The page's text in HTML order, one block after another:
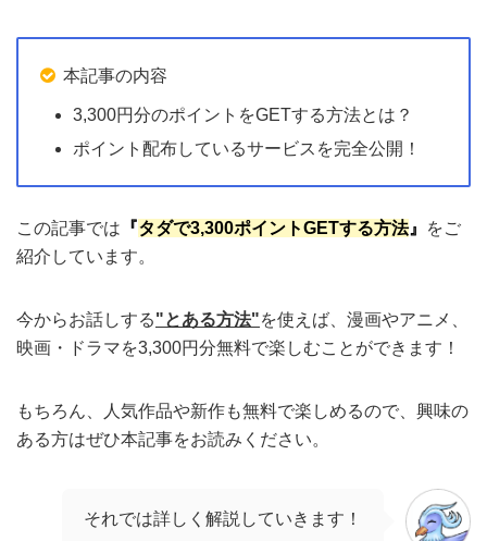
本記事の内容
3,300円分のポイントをGETする方法とは？
ポイント配布しているサービスを完全公開！
この記事では 『タダで3,300ポイントGETする方法』
をご
紹介しています。
今からお話しする"とある方法"を使えば、漫画やアニメ、
映画・ドラマを3,300円分無料で楽しむことができます！
もちろん、人気作品や新作も無料で楽しめるので、興味の
ある方はぜひ本記事をお読みください。
それでは詳しく解説していきます！